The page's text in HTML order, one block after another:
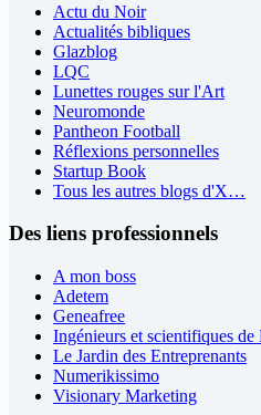
Actu du Noir
Actualités bibliques
Glazblog
LQC
Lunettes rouges sur l'Art
Neuromonde
Pantheon Football
Réflexions personnelles
Startup Book
Tous les autres blogs d'X…
Des liens professionnels
A mon boss
Adetem
Geneafree
Ingénieurs et scientifiques de
Le Jardin des Entreprenants
Numerikissimo
Visionary Marketing